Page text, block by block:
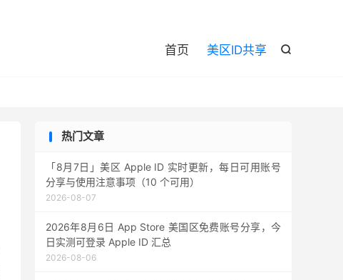

首页 美区ID共享
热门文章
「8月7日」美区 Apple ID 实时更新，每日可用账号
分享与使用注意事项（10 个可用）
2026-08-07
2026年8月6日 App Store 美国区免费账号分享，今
日实测可登录 Apple ID 汇总
2026-08-06